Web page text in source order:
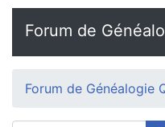
Forum de
Forum de Généalogie